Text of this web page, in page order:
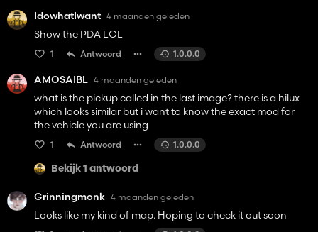
IdowhatIwant 4 maanden geleden
Show the PDA LOL
1 Antwoord 1.0.0.0
AMOSAIBL 4 maanden geleden
what is the pickup called in the last image? there is a hilux
which looks similar but i want to know the exact mod for
the vehicle you are using
1 Antwoord 1.0.0.0
Bekijk 1 antwoord
Grinningmonk 4 maanden geleden
Looks like my kind of map. Hoping to check it out soon